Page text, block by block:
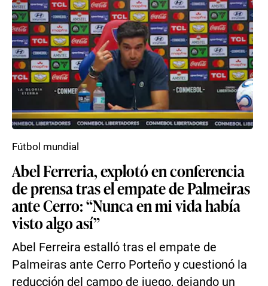
Abel Ferreria, explotó en conferencia
de prensa tras el empate de Palmeiras
ante Cerro: “Nunca en mi vida había
visto algo así”
Abel Ferreira estalló tras el empate de
Palmeiras ante Cerro Porteño y cuestionó la
reducción del campo de juego, dejando un
Fútbol mundial